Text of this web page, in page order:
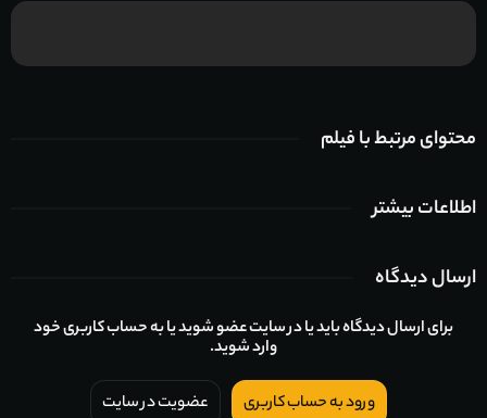
محتوای مرتبط با فیلم
اطلاعات بیشتر
ارسال دیدگاه
برای ارسال دیدگاه باید یا در سایت عضو شوید یا به حساب کاربری خود
وارد شوید.
ورود به حساب کاربری عضویت در سایت